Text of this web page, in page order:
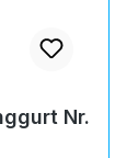
Nr.